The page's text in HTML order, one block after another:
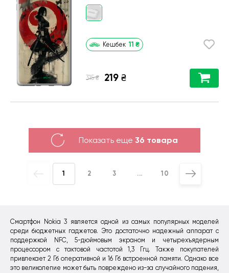
Смартфон Nokia 3 является одной из самых популярных моделей
среди бюджетных гаджетов. Это достаточно надежный аппарат с
поддержкой NFC, 5-дюймовым экраном и четырехъядерным
процессором с тактовой частотой 1,3 Ггц. Также покупателей
привлекает 2 Гб оперативной и 16 Гб встроенной памяти. Однако все
это великолепие может быть повреждено из-за случайного падения,
Кешбек 11 ₴
315 ₴ 219 ₴
Показать еще 36 товара
1 2 3 ... 10